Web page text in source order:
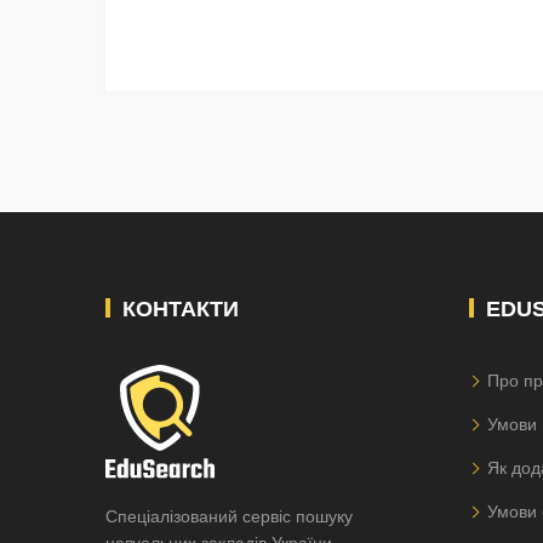
КОНТАКТИ
Спеціалізований сервіс пошуку
Про
Умови
Як
Умови